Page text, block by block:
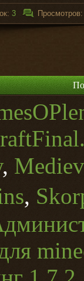
3
,
,